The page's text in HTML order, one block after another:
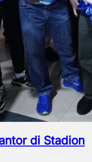
di Stadion